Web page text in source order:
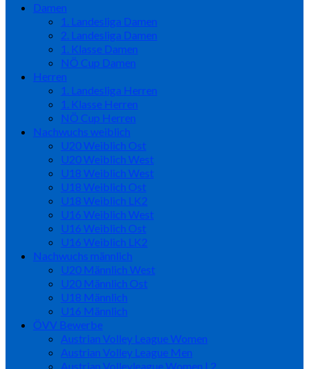
Damen
1. Landesliga Damen
2. Landesliga Damen
1. Klasse Damen
NÖ Cup Damen
Herren
1. Landesliga Herren
1. Klasse Herren
NÖ Cup Herren
Nachwuchs weiblich
U20 Weiblich Ost
U20 Weiblich West
U18 Weiblich West
U18 Weiblich Ost
U18 Weiblich LK2
U16 Weiblich West
U16 Weiblich Ost
U16 Weiblich LK2
Nachwuchs männlich
U20 Männlich West
U20 Männlich Ost
U18 Männlich
U16 Männlich
ÖVV Bewerbe
Austrian Volley League Women
Austrian Volley League Men
Austrian Volleyleague Women | 2